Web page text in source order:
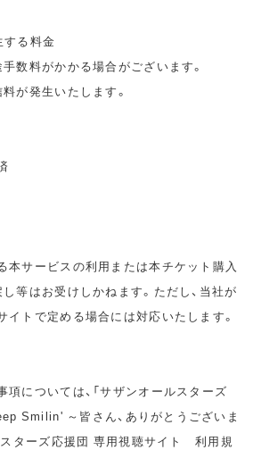
る料金
数料がかかる場合がございます。
が発生いたします。
本サービスの利用または本チケット購入
等はお受けしかねます。ただし、当社が
イトで定める場合には対応いたします。
については、「サザンオールスターズ
Smilin' ～皆さん、ありがとうございま
ターズ応援団 専用視聴サイト 利用規